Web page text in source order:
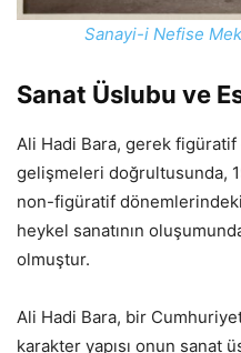
Sanayi-i Nefise
Sanat Üslubu ve
Ali Hadi Bara, gerek figüratif
gelişmeleri doğrultusunda,
non-figüratif dönemlerindeki
heykel sanatının
olmuştur.
Ali Hadi Bara, bir Cumhuriyet
karakter yapısı onun sanat